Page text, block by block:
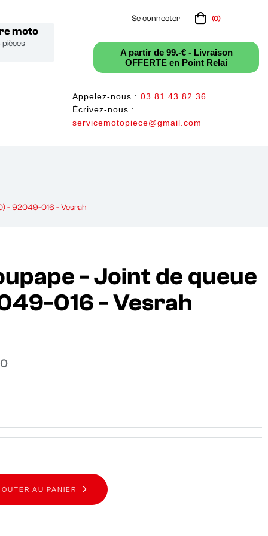
moto
Se connecter (0)
A partir de 99.-€ - Livraison
OFFERTE en Point Relai
Appelez-nous : 03 81 43 82 36
Écrivez-nous :
servicemotopiece@gmail.com
- 92049-016 - Vesrah
- Joint de queue
016 - Vesrah
AU PANIER